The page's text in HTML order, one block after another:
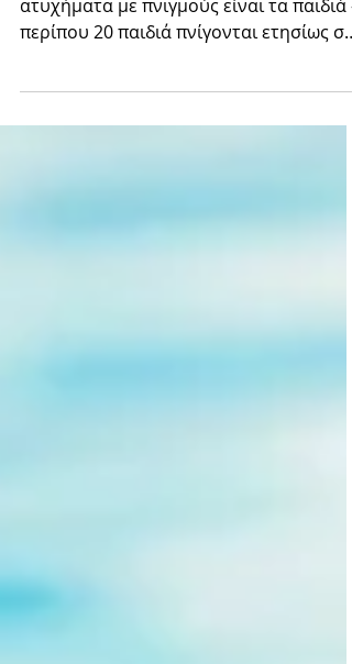
H υψηλότερη ομάδα κινδύνου για
ατυχήματα με πνιγμούς είναι τα παιδιά -